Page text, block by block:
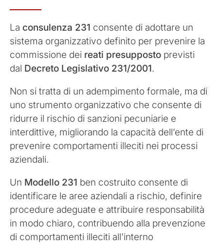
La consulenza 231 consente di adottare un
sistema organizzativo definito per prevenire la
commissione dei reati presupposto previsti
dal Decreto Legislativo 231/2001.
Non si tratta di un adempimento formale, ma di
uno strumento organizzativo che consente di
ridurre il rischio di sanzioni pecuniarie e
interdittive, migliorando la capacità dell’ente di
prevenire comportamenti illeciti nei processi
aziendali.
Un Modello 231 ben costruito consente di
identificare le aree aziendali a rischio, definire
procedure adeguate e attribuire responsabilità
in modo chiaro, contribuendo alla prevenzione
di comportamenti illeciti all’interno